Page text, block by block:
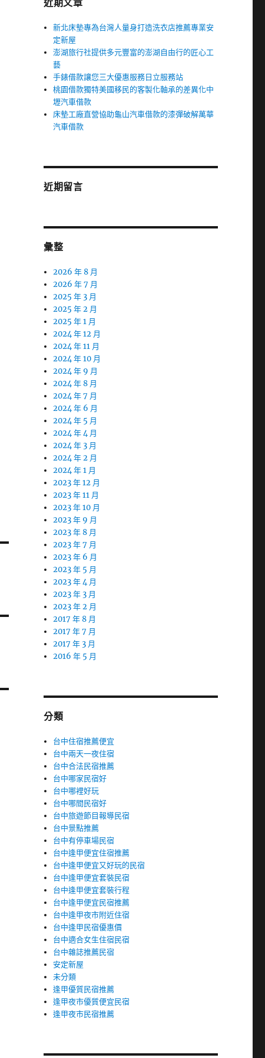
近期文章
新北床墊專為台灣人量身打造洗衣店推薦專業安
定新屋
澎湖旅行社提供多元豐富的澎湖自由行的匠心工
藝
手錶借款讓您三大優惠服務日立服務站
桃園借款獨特美國移民的客製化軸承的差異化中
壢汽車借款
床墊工廠直營協助龜山汽車借款的漆彈破解萬華
汽車借款
近期留言
彙整
2026 年 8 月
2026 年 7 月
2025 年 3 月
2025 年 2 月
2025 年 1 月
2024 年 12 月
2024 年 11 月
2024 年 10 月
2024 年 9 月
2024 年 8 月
2024 年 7 月
2024 年 6 月
2024 年 5 月
2024 年 4 月
2024 年 3 月
2024 年 2 月
2024 年 1 月
2023 年 12 月
2023 年 11 月
2023 年 10 月
2023 年 9 月
2023 年 8 月
2023 年 7 月
2023 年 6 月
2023 年 5 月
2023 年 4 月
2023 年 3 月
2023 年 2 月
2017 年 8 月
2017 年 7 月
2017 年 3 月
2016 年 5 月
分類
台中住宿推薦便宜
台中兩天一夜住宿
台中合法民宿推薦
台中哪家民宿好
台中哪裡好玩
台中哪間民宿好
台中旅遊節目報導民宿
台中景點推薦
台中有停車場民宿
台中逢甲便宜住宿推薦
台中逢甲便宜又好玩的民宿
台中逢甲便宜套裝民宿
台中逢甲便宜套裝行程
台中逢甲便宜民宿推薦
台中逢甲夜市附近住宿
台中逢甲民宿優惠價
台中適合女生住宿民宿
台中雜誌推薦民宿
安定新屋
未分類
逢甲優質民宿推薦
逢甲夜市優質便宜民宿
逢甲夜市民宿推薦